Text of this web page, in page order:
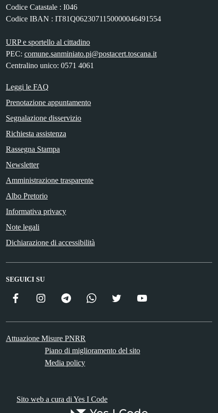
Codice Catastale : I046
Codice IBAN : IT81Q0623071150000046491554
URP e sportello al cittadino
PEC: comune.sanminiato.pi@postacert.toscana.it
Centralino unico: 0571 4061
Leggi le FAQ
Prenotazione appuntamento
Segnalazione disservizio
Richiesta assistenza
Rassegna Stampa
Newsletter
Amministrazione trasparente
Albo Pretorio
Informativa privacy
Note legali
Dichiarazione di accessibilità
SEGUICI SU
Facebook Instagram Telegram WhatsAppTwitter
Attuazione Misure PNRR
Piano di miglioramento del sito
Media policy
Sito web a cura di Yes I Code